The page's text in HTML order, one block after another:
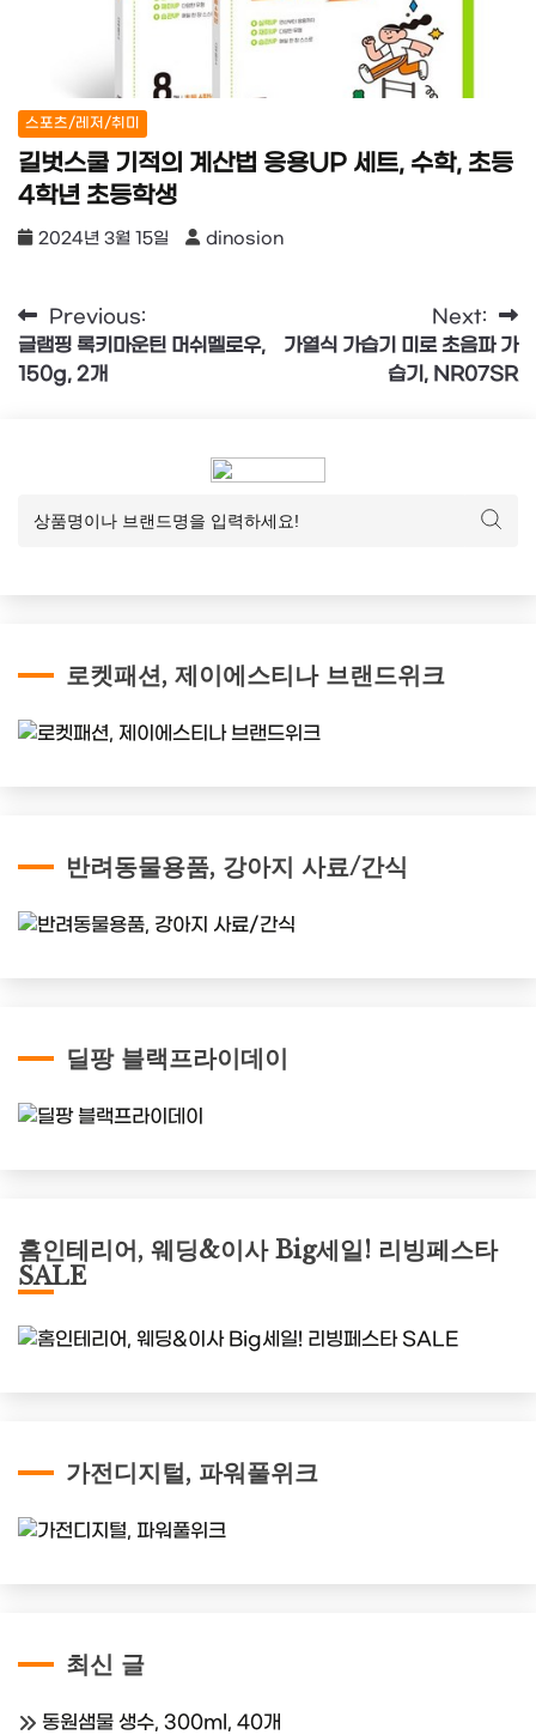
스포츠/레저/취미
길벗스쿨 기적의 계산법 응용UP 세트, 수학, 초등
4학년 초등학생
2024년 3월 15일 dinosion
글
탐
Previous:
글램핑 록키마운틴 머쉬멜로우,
150g, 2개
Next:
가열식 가습기 미로 초음파 가
습기, NR07SR
로켓패션, 제이에스티나 브랜드위크
반려동물용품, 강아지 사료/간식
딜팡 블랙프라이데이
홈인테리어, 웨딩&이사 Big세일! 리빙페스타
SALE
가전디지털, 파워풀위크
최신 글
동원샘물 생수, 300ml, 40개